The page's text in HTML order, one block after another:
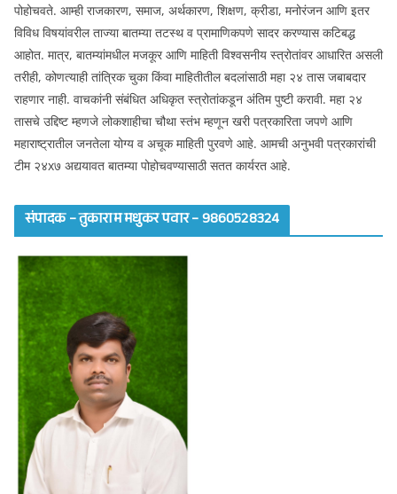
पोहोचवते. आम्ही राजकारण, समाज, अर्थकारण, शिक्षण, क्रीडा, मनोरंजन आणि इतर
विविध विषयांवरील ताज्या बातम्या तटस्थ व प्रामाणिकपणे सादर करण्यास कटिबद्ध
आहोत. मात्र, बातम्यांमधील मजकूर आणि माहिती विश्वसनीय स्त्रोतांवर आधारित असली
तरीही, कोणत्याही तांत्रिक चुका किंवा माहितीतील बदलांसाठी महा २४ तास जबाबदार
राहणार नाही. वाचकांनी संबंधित अधिकृत स्त्रोतांकडून अंतिम पुष्टी करावी. महा २४
तासचे उद्दिष्ट म्हणजे लोकशाहीचा चौथा स्तंभ म्हणून खरी पत्रकारिता जपणे आणि
महाराष्ट्रातील जनतेला योग्य व अचूक माहिती पुरवणे आहे. आमची अनुभवी पत्रकारांची
टीम २४x७ अद्ययावत बातम्या पोहोचवण्यासाठी सतत कार्यरत आहे.
संपादक – तुकाराम मधुकर पवार – 9860528324